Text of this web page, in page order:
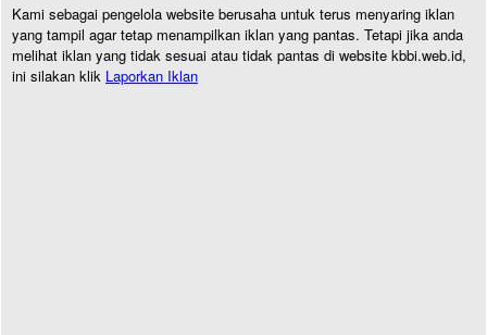
Kami sebagai pengelola website berusaha untuk terus menyaring iklan
yang tampil agar tetap menampilkan iklan yang pantas. Tetapi jika anda
melihat iklan yang tidak sesuai atau tidak pantas di website kbbi.web.id,
ini silakan klik Laporkan Iklan